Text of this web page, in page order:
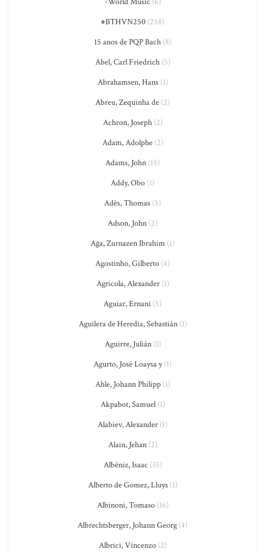
#BTHVN250(258)
15 anos de PQP Bach(8)
Abel, Carl Friedrich(5)
Abrahamsen, Hans(1)
Abreu, Zequinha de (2)
Achron, Joseph(2)
Adam, Adolphe(2)
Adams, John (15)
Addy, Obo (1)
Adès, Thomas (5)
Adson, John (2)
Ağa, Zurnazen Ibrahim (1)
Agostinho, Gilberto (4)
Agricola, Alexander(1)
Aguiar, Ernani (5)
Aguilera de Heredia, Sebastián(1)
Aguirre, Julián(1)
Agurto, José Loaysa y(1)
Ahle, Johann Philipp(1)
Akpabot, Samuel(1)
Alabiev, Alexander (1)
Alain, Jehan(2)
Albéniz, Isaac (35)
Alberto de Gomez, Lluys(1)
Albinoni, Tomaso(16)
Albrechtsberger, Johann Georg (4)
Albrici, Vincenzo(2)